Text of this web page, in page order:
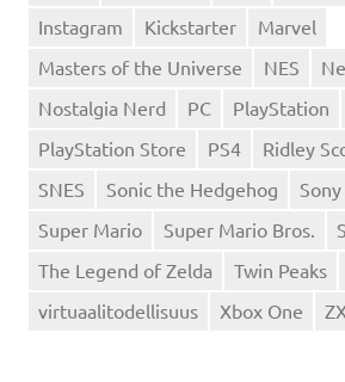
Instagram
Kickstarter
Marvel
Masters of the Universe
NES
Nostalgia Nerd
PC PlayStation
PlayStation Store
PS4 Ridley
SNES
Sonic the Hedgehog Sony
Super Mario
Super Mario Bros.
The Legend of Zelda
Twin Peaks
virtuaalitodellisuus
Xbox One